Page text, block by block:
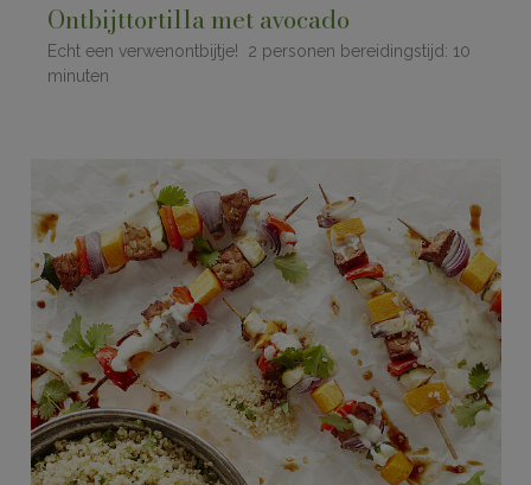
Ontbijttortilla met avocado
Echt een verwenontbijtje! 2 personen bereidingstijd: 10
minuten